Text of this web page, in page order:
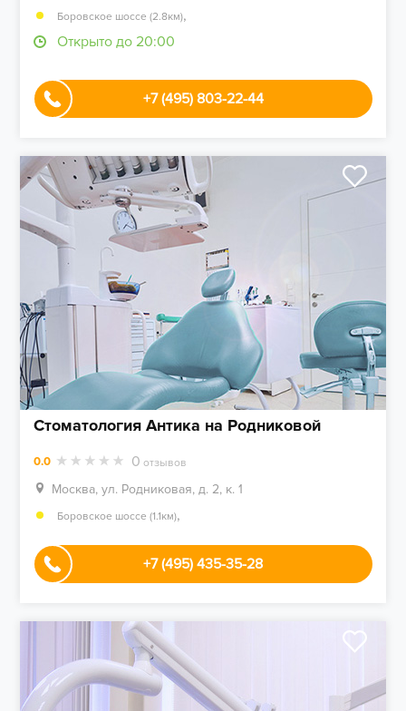
Боровское шоссе (2.8км),
Открыто до 20:00
+7 (495) 803-22-44
Стоматология Антика на Родниковой
0.0 0 отзывов
Москва, ул. Родниковая, д. 2, к. 1
Боровское шоссе (1.1км),
+7 (495) 435-35-28